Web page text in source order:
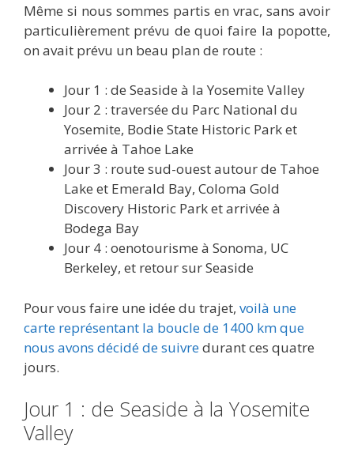
Même si nous sommes partis en vrac, sans avoir
particulièrement prévu de quoi faire la popotte,
on avait prévu un beau plan de route :
Jour 1 : de Seaside à la Yosemite Valley
Jour 2 : traversée du Parc National du
Yosemite, Bodie State Historic Park et
arrivée à Tahoe Lake
Jour 3 : route sud-ouest autour de Tahoe
Lake et Emerald Bay, Coloma Gold
Discovery Historic Park et arrivée à
Bodega Bay
Jour 4 : oenotourisme à Sonoma, UC
Berkeley, et retour sur Seaside
Pour vous faire une idée du trajet, voilà une
carte représentant la boucle de 1400 km que
nous avons décidé de suivredurant ces quatre
jours.
Jour 1 : de Seaside à la Yosemite
Valley